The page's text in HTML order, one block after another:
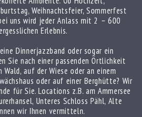
Weihnachtsfeier, Sommerfest
uns wird jeder Anlass mit 2 – 600
Erlebnis.
Dinnerjazzband oder sogar ein
Sie nach einer passenden Örtlichkeit
auf der Wiese oder an einem
oder auf einer Berghütte? Wir
für Sie. Locations z.B. am Ammersee
Unteres Schloss Pähl, Alte
wir Ihnen vermitteln.